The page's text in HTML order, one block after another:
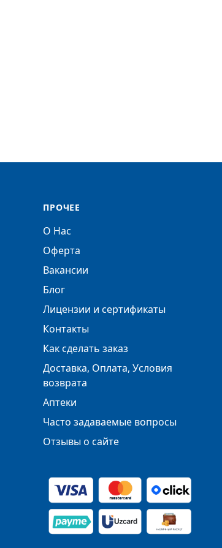
ПРОЧЕЕ
О Нас
Оферта
Вакансии
Блог
Лицензии и сертификаты
Контакты
Как сделать заказ
Доставка, Оплата, Условия
возврата
Аптеки
Часто задаваемые вопросы
Отзывы о сайте